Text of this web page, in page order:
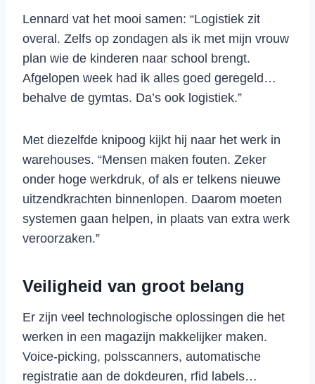
Lennard vat het mooi samen: “Logistiek zit
overal. Zelfs op zondagen als ik met mijn vrouw
plan wie de kinderen naar school brengt.
Afgelopen week had ik alles goed geregeld…
behalve de gymtas. Da’s ook logistiek.”
Met diezelfde knipoog kijkt hij naar het werk in
warehouses. “Mensen maken fouten. Zeker
onder hoge werkdruk, of als er telkens nieuwe
uitzendkrachten binnenlopen. Daarom moeten
systemen gaan helpen, in plaats van extra werk
veroorzaken.”
Veiligheid van groot belang
Er zijn veel technologische oplossingen die het
werken in een magazijn makkelijker maken.
Voice-picking, polsscanners, automatische
registratie aan de dokdeuren, rfid labels…